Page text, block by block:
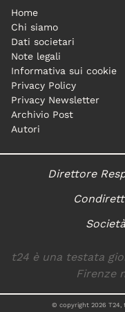
Home
Chi siamo
Dati societari
Note legali
Informativa sui cookie
Privacy Policy
Privacy Newsletter
Archivio Post
Autori
Direttore
t24 è una testata
Firenze
© copyright 2026 T24,